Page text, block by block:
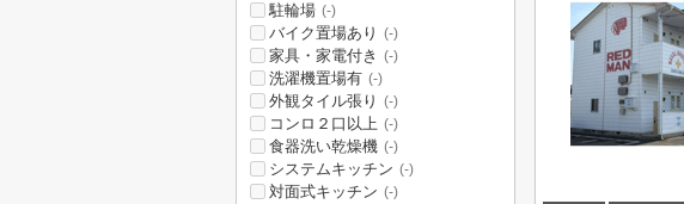
駐輪場 (-)
バイク置場あり (-)
家具・家電付き (-)
洗濯機置場有 (-)
外観タイル張り (-)
コンロ２口以上 (-)
食器洗い乾燥機 (-)
システムキッチン (-)
対面式キッチン (-)